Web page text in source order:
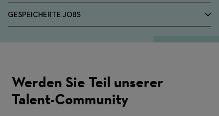
GESPEICHERTE JOBS
Werden Sie Teil unserer
Talent-Community